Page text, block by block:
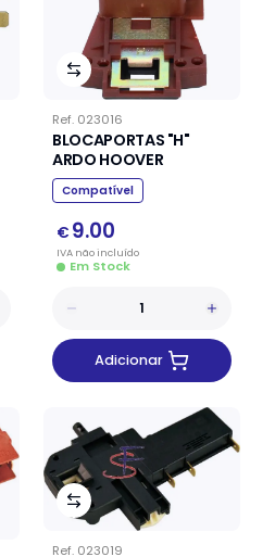
Ref. 023016
BLOCAPORTAS "H"
ARDO HOOVER
Compatível
€ 9.00
IVA nãoincluído
Em Stock
Adicionar
Ref. 023019